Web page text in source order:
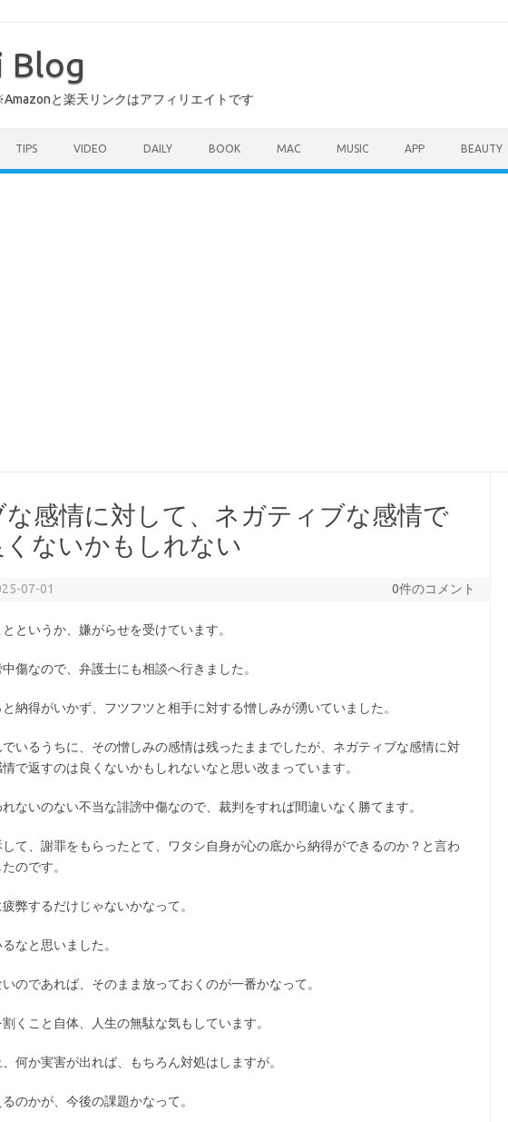
Blog
と楽天リンクはアフィリエイトです
TIPS VIDEO DAILY BOOK MAC MUSIC APP BEAUTY
感情に対して、ネガティブな感情で
ないかもしれない
07-01 0件のコメント
というか、嫌がらせを受けています。
傷なので、弁護士にも相談へ行きました。
納得がいかず、フツフツと相手に対する憎しみが湧いていました。
いるうちに、その憎しみの感情は残ったままでしたが、ネガティブな感情に対
で返すのは良くないかもしれないなと思い改まっています。
ないのない不当な誹謗中傷なので、裁判をすれば間違いなく勝てます。
て、謝罪をもらったとて、ワタシ自身が心の底から納得ができるのか？と言わ
のです。
弊するだけじゃないかなって。
なと思いました。
のであれば、そのまま放っておくのが一番かなって。
くこと自体、人生の無駄な気もしています。
何か実害が出れば、もちろん対処はしますが。
のかが、今後の課題かなって。